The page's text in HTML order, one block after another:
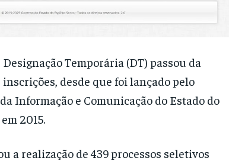
Designação Temporária (DT) passou da
desde que foi lançado pelo
Informação e Comunicação do Estado do
2015.
a realização de 439 processos seletivos